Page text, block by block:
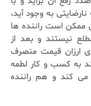
به وجود آید،
ممکن است راننده ها
نیستند و بعد از
ارزان قیمت منصرف
به کسب و کار لطمه
کند و هم راننده